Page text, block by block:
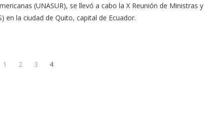
(UNASUR), se llevó a cabo la X Reunión de Ministras y
en la ciudad de Quito, capital de Ecuador.
Page
1 Page
2 Page
3 Page
4